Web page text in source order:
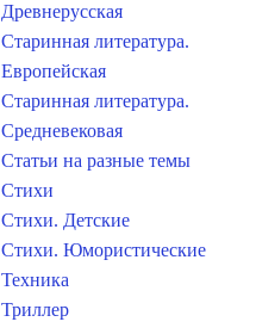
Древнерусская
Старинная литература.
Европейская
Старинная литература.
Средневековая
Статьи на разные темы
Стихи
Стихи. Детские
Стихи. Юмористические
Техника
Триллер